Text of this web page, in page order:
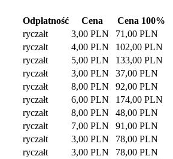
Odpłatność Cena
Cena 100%
ryczałt 3,00 PLN
71,00 PLN
ryczałt 4,00 PLN
102,00 PLN
ryczałt 5,00 PLN
133,00 PLN
ryczałt 3,00 PLN
37,00 PLN
ryczałt 8,00 PLN
92,00 PLN
ryczałt 6,00 PLN
174,00 PLN
ryczałt 8,00 PLN
48,00 PLN
ryczałt 7,00 PLN
91,00 PLN
ryczałt 3,00 PLN
78,00 PLN
ryczałt 3,00 PLN
78,00 PLN